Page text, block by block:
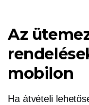
Az
mobilon
Ha átvételi